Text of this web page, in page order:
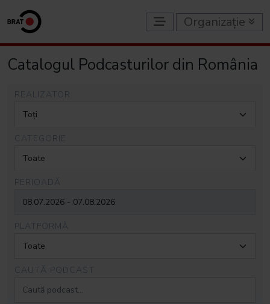
Organizație
Catalogul Podcasturilor din România
REALIZATOR
CATEGORIE
PERIOADĂ
PLATFORMĂ
CAUTĂ PODCAST